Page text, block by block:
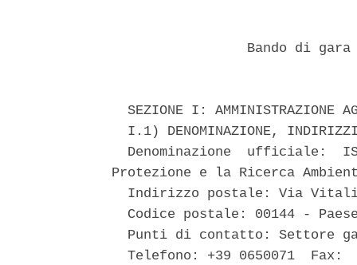
Bando di
SEZIONE I: AMMINISTRAZIONE
I.1) DENOMINAZIONE,
Denominazione  ufficiale:
Protezione e la Ricerca
Indirizzo postale: Via
Codice postale: 00144 -
Punti di contatto: Settore
Telefono: +39 0650071  Fax: